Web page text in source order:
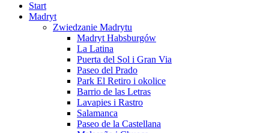
Start
Madryt
Zwiedzanie Madrytu
Madryt Habsburgów
La Latina
Puerta del Sol i Gran Via
Paseo del Prado
Park El Retiro i okolice
Barrio de las Letras
Lavapies i Rastro
Salamanca
Paseo de la Castellana